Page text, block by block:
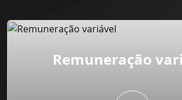
Remuneração